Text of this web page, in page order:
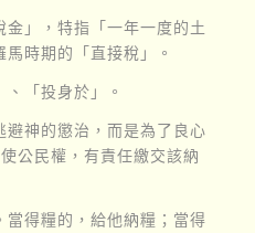
」，特指「一年一度的土
時期的「直接稅」。
、「投身於」。
神的懲治，而是為了良心
公民權，有責任繳交該納
當得糧的，給他納糧；當得